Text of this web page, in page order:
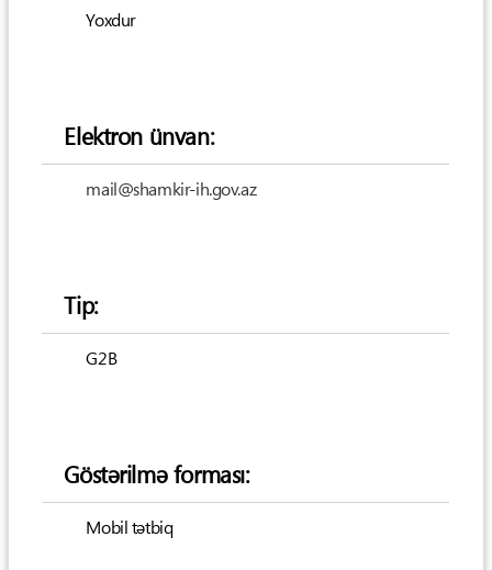
Yoxdur
Elektron ünvan:
mail@shamkir-ih.gov.az
Tip:
G2B
Göstərilmə forması:
Mobil tətbiq